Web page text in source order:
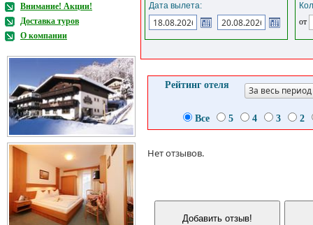
Внимание! Акции!
Доставка туров
О компании
Дата вылета:
от
Рейтинг отеля За весь период
Все 5 4 3 2
Нет отзывов.